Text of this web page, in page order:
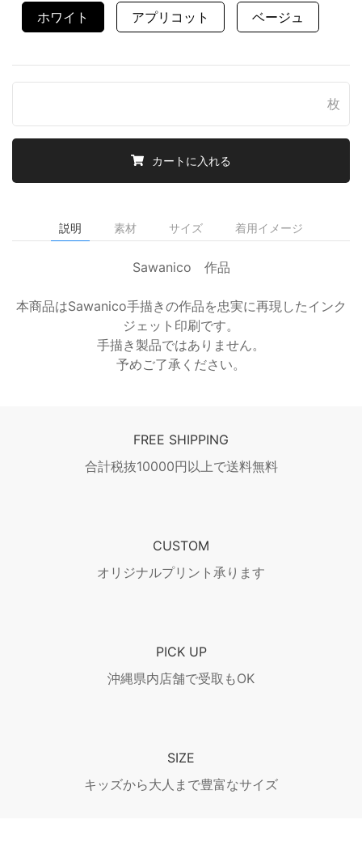
ホワイト アプリコット ベージュ
枚
カートに入れる
説明 素材 サイズ 着用イメージ
Sawanico 作品
本商品はSawanico手描きの作品を忠実に再現したインク
ジェット印刷です。
手描き製品ではありません。
予めご了承ください。
FREE SHIPPING
合計税抜10000円以上で送料無料
CUSTOM
オリジナルプリント承ります
PICK UP
沖縄県内店舗で受取もOK
SIZE
キッズから大人まで豊富なサイズ